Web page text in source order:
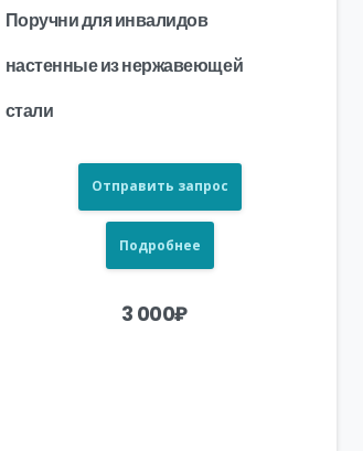
Поручни для инвалидов
настенные из нержавеющей
стали
Отправить запрос
Подробнее
3 000₽